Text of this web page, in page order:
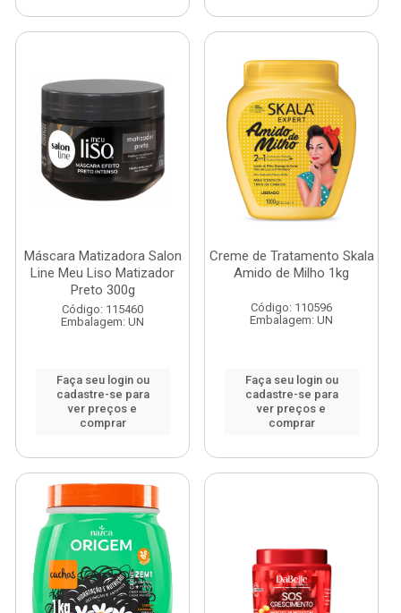
Máscara Matizadora Salon
Line Meu Liso Matizador
Preto 300g
Código: 115460
Embalagem: UN
Faça seu login ou
cadastre-se para
ver preços e
comprar
Creme de Tratamento Skala
Amido de Milho 1kg
Código: 110596
Embalagem: UN
Faça seu login ou
cadastre-se para
ver preços e
comprar